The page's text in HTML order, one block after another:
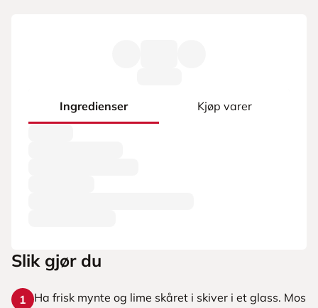
Ingredienser Kjøp varer
Slik gjør du
1
Ha frisk mynte og lime skåret i skiver i et glass. Mos